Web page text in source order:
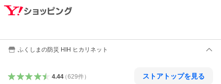
ふくしまの防災 HIH ヒカリネット
4.44（629件） ストアトップを見る